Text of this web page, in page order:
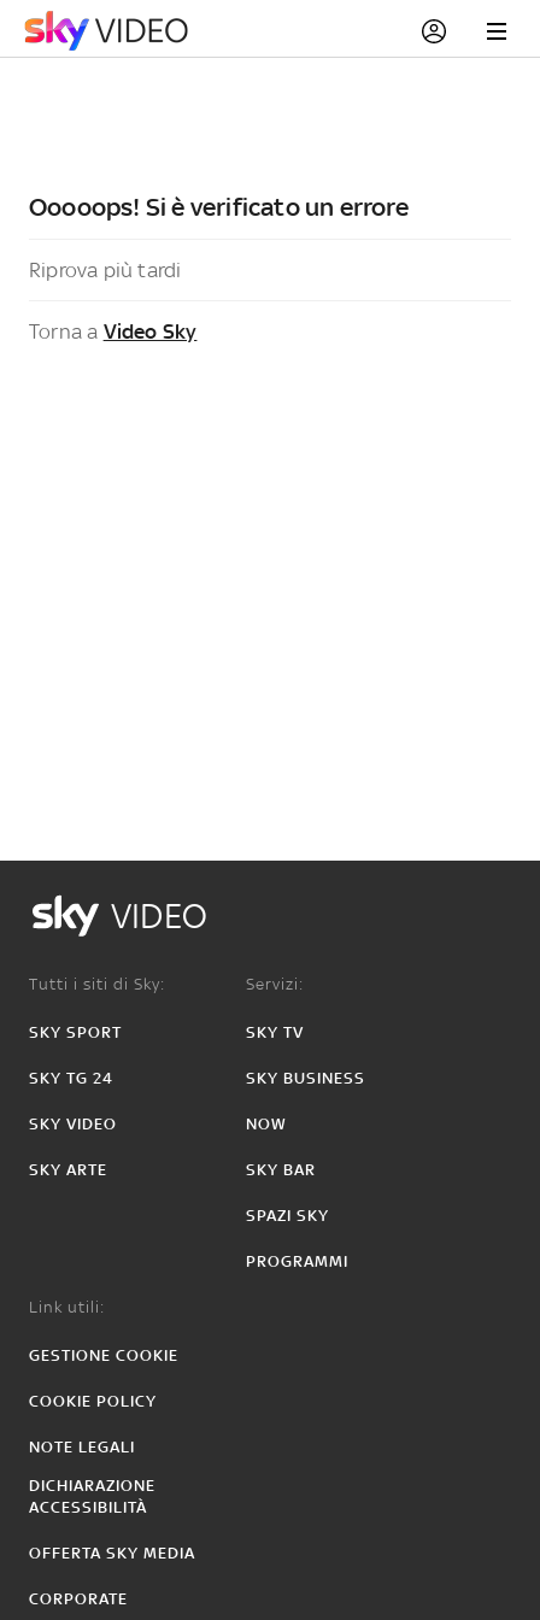
Ooooops! Si è verificato un errore
Riprova più tardi
Torna a Video Sky
VIDEO
Tutti i siti di Sky:
SKY SPORT
SKY TG 24
SKY VIDEO
SKY ARTE
Servizi:
SKY TV
SKY BUSINESS
NOW
SKY BAR
SPAZI SKY
PROGRAMMI
Link utili:
GESTIONE COOKIE
COOKIE POLICY
NOTE LEGALI
DICHIARAZIONE
ACCESSIBILITÀ
OFFERTA SKY MEDIA
CORPORATE